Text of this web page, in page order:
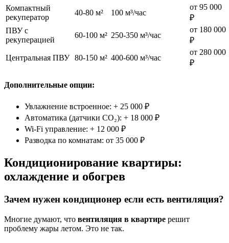
Компактный
рекуператор
40-80 м² 100 м³/час
от 95 000
₽
ПВУ с
рекуперацией
60-100 м² 250-350 м³/час
от 180 000
₽
Центральная ПВУ 80-150 м² 400-600 м³/час
от 280 000
₽
Дополнительные опции:
Увлажнение встроенное: + 25 000 ₽
Автоматика (датчики CO₂): + 18 000 ₽
Wi-Fi управление: + 12 000 ₽
Разводка по комнатам: от 35 000 ₽
Кондиционирование квартиры:
охлаждение и обогрев
Зачем нужен кондиционер если есть вентиляция?
Многие думают, что вентиляция в квартире решит
проблему жары летом. Это не так.